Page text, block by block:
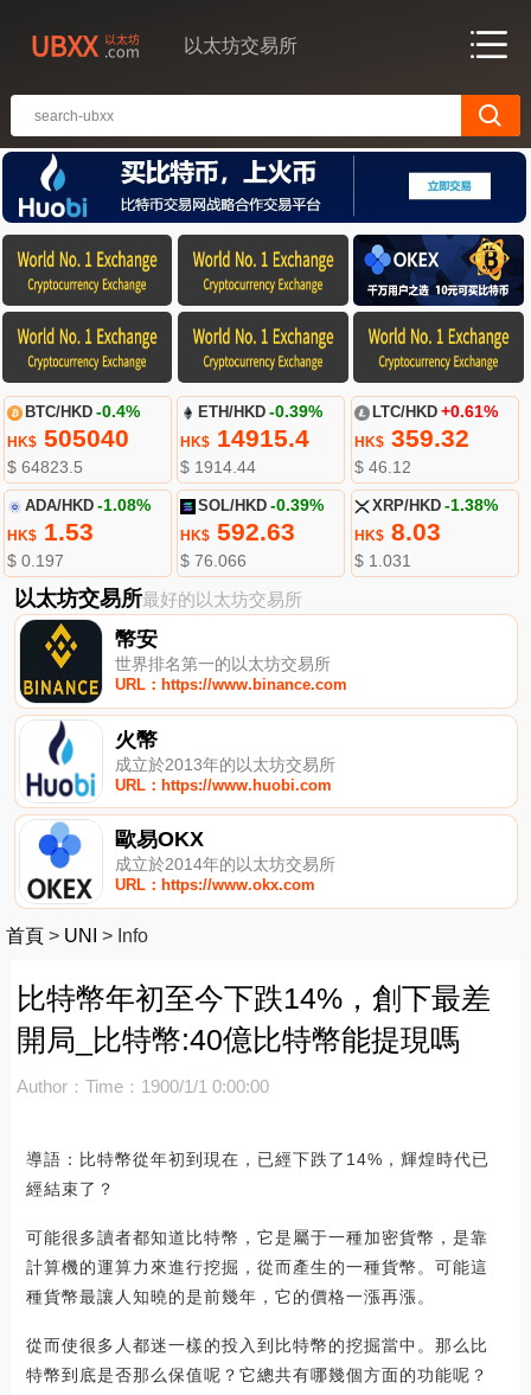
以太坊交易所
BTC/HKD -0.4%
HK$505040
$ 64823.5
ETH/HKD -0.39%
HK$ 14915.4
$ 1914.44
LTC/HKD +0.61%
HK$359.32
$ 46.12
ADA/HKD -1.08%
HK$1.53
$ 0.197
SOL/HKD -0.39%
HK$ 592.63
$ 76.066
XRP/HKD -1.38%
HK$8.03
$ 1.031
以太坊交易所最好的以太坊交易所
幣安
世界排名第一的以太坊交易所
URL：https://www.binance.com
火幣
成立於2013年的以太坊交易所
URL：https://www.huobi.com
歐易OKX
成立於2014年的以太坊交易所
URL：https://www.okx.com
首頁 > UNI > Info
比特幣年初至今下跌14%，創下最差
開局_比特幣:40億比特幣能提現嗎
Author： Time：1900/1/1 0:00:00
導語：比特幣從年初到現在，已經下跌了14%，輝煌時代已
經結束了？
可能很多讀者都知道比特幣，它是屬于一種加密貨幣，是靠
計算機的運算力來進行挖掘，從而產生的一種貨幣。可能這
種貨幣最讓人知曉的是前幾年，它的價格一漲再漲。
從而使很多人都迷一樣的投入到比特幣的挖掘當中。那么比
特幣到底是否那么保值呢？它總共有哪幾個方面的功能呢？